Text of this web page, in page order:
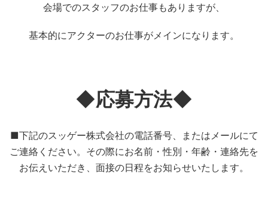
会場でのスタッフのお仕事もありますが、
基本的にアクターのお仕事がメインになります。
◆応募方法◆
■下記のスッゲー株式会社の電話番号、またはメールにて
ご連絡ください。その際にお名前・性別・年齢・連絡先を
お伝えいただき、面接の日程をお知らせいたします。